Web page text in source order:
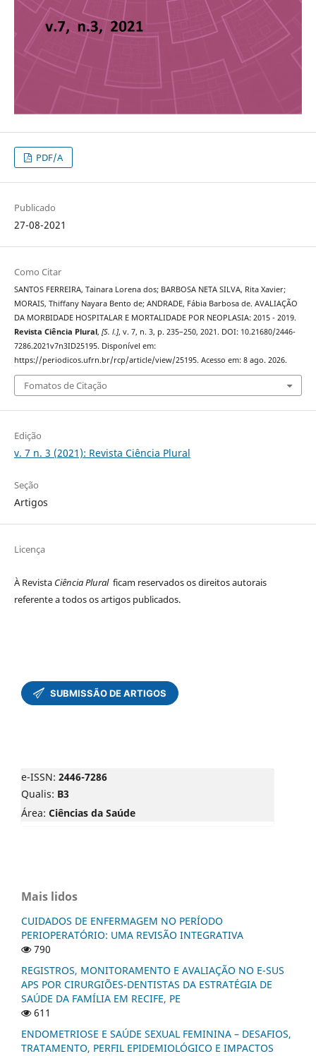
PDF/A
Publicado
27-08-2021
Como Citar
SANTOS FERREIRA, Tainara Lorena dos; BARBOSA NETA SILVA, Rita Xavier;
MORAIS, Thiffany Nayara Bento de; ANDRADE, Fábia Barbosa de. AVALIAÇÃO
DA MORBIDADE HOSPITALAR E MORTALIDADE POR NEOPLASIA: 2015 - 2019.
Revista Ciência Plural, [S. l.], v. 7, n. 3, p. 235–250, 2021. DOI: 10.21680/2446-
7286.2021v7n3ID25195. Disponível em:
https://periodicos.ufrn.br/rcp/article/view/25195. Acesso em: 8 ago. 2026.
Fomatos de Citação
Edição
v. 7 n. 3 (2021): Revista Ciência Plural
Seção
Artigos
Licença
À Revista Ciência Plural ficam reservados os direitos autorais
referente a todos os artigos publicados.
e-ISSN: 2446-7286
Qualis: B3
Área: Ciências da Saúde
Mais lidos
CUIDADOS DE ENFERMAGEM NO PERÍODO
PERIOPERATÓRIO: UMA REVISÃO INTEGRATIVA
790
REGISTROS, MONITORAMENTO E AVALIAÇÃO NO E-SUS
APS POR CIRURGIÕES-DENTISTAS DA ESTRATÉGIA DE
SAÚDE DA FAMÍLIA EM RECIFE, PE
611
ENDOMETRIOSE E SAÚDE SEXUAL FEMININA – DESAFIOS,
TRATAMENTO, PERFIL EPIDEMIOLÓGICO E IMPACTOS